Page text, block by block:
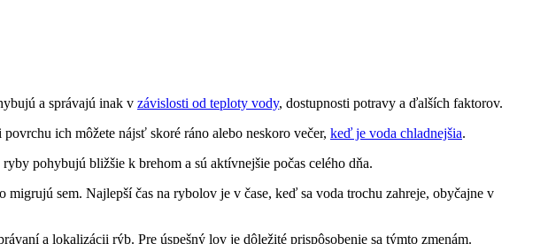
a správajú inak v závislosti od teploty vody, dostupnosti potravy a ďalších faktorov.
ich môžete nájsť skoré ráno alebo neskoro večer, keď je voda chladnejšia.
pohybujú bližšie k brehom a sú aktívnejšie počas celého dňa.
sem. Najlepší čas na rybolov je v čase, keď sa voda trochu zahreje, obyčajne v
a lokalizácii rýb. Pre úspešný lov je dôležité prispôsobenie sa týmto zmenám.